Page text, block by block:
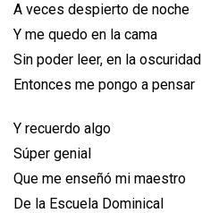
A veces despierto de noche
Y me quedo en la cama
Sin poder leer, en la oscuridad
Entonces me pongo a pensar
Y recuerdo algo
Súper genial
Que me enseñó mi maestro
De la Escuela Dominical